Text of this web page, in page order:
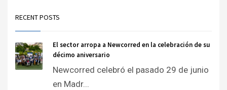
RECENT POSTS
El sector arropa a Newcorred en la celebración de su
décimo aniversario
Newcorred celebró el pasado 29 de junio
en Madr...